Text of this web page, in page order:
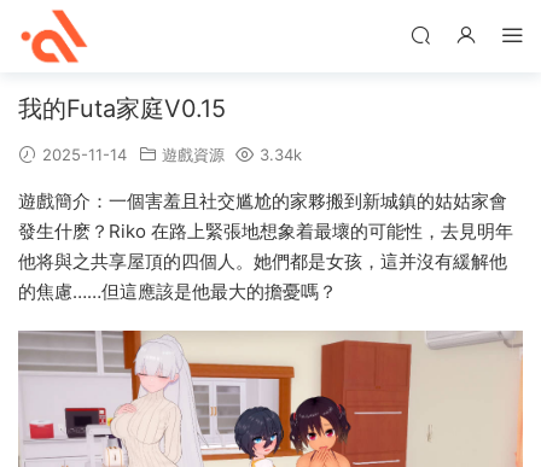
我的Futa家庭V0.15
2025-11-14 遊戲資源 3.34k
遊戲簡介：一個害羞且社交尴尬的家夥搬到新城鎮的姑姑家會
發生什麽？Riko 在路上緊張地想象着最壞的可能性，去見明年
他将與之共享屋頂的四個人。她們都是女孩，這并沒有緩解他
的焦慮……但這應該是他最大的擔憂嗎？